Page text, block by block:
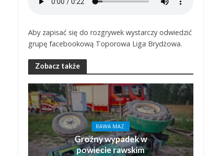
Aby zapisać się do rozgrywek wystarczy odwiedzić
grupę facebookową Toporowa Liga Brydżowa.
Zobacz także
RAWA MAZ.
Groźny wypadek w
powiecie rawskim